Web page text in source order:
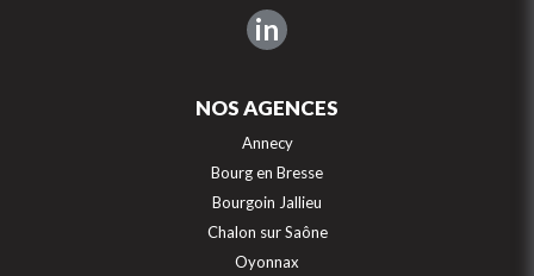
in
NOS AGENCES
Annecy
Bourg en Bresse
Bourgoin Jallieu
Chalon sur Saône
Oyonnax